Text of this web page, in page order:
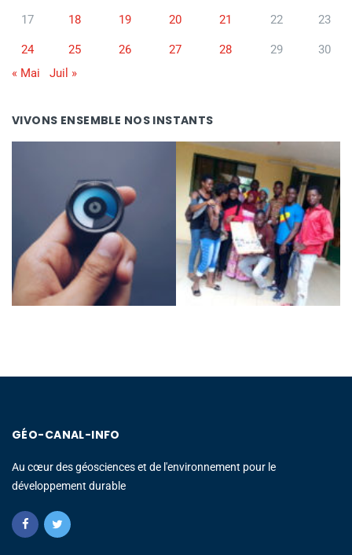
17 18 19 20 21 22 23
24 25 26 27 28 29
30
« Mai
Juil »
VIVONS ENSEMBLE NOS INSTANTS
GÉO-CANAL-INFO
Au cœur des géosciences et de l'environnement pour le
développement durable